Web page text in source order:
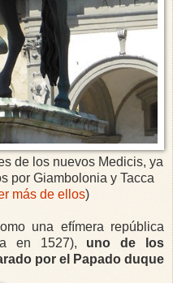
de los nuevos Medicis, ya
por Giambolonia y Tacca
más de ellos)
una efímera república
en 1527), uno de los
por el Papado duque